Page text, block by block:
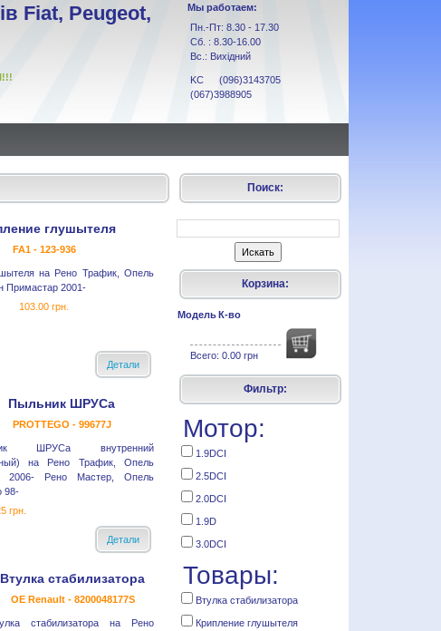
Fiat, Peugeot,
Мы работаем:
Пн.-Пт: 8.30 - 17.30
Сб. : 8.30-16.00
Вс.: Вихідний
KC (096)3143705
(067)3988905
глушытеля
FA1 - 123-936
на Рено Трафик, Опель
Примастар 2001-
103.00 грн.
Детали
Пыльник ШРУСа
PROTTEGO - 99677J
ШРУСа внутренний
на Рено Трафик, Опель
2006- Рено Мастер, Опель
98-
грн.
Детали
Втулка стабилизатора
OE Renault - 8200048177S
стабилизатора на Рено
Поиск:
Корзина:
МодельК-во
Всего: 0.00 грн
Фильтр:
Мотор:
1.9DCI
2.5DCI
2.0DCI
1.9D
3.0DCI
Товары:
Втулка стабилизатора
Крипление глушытеля